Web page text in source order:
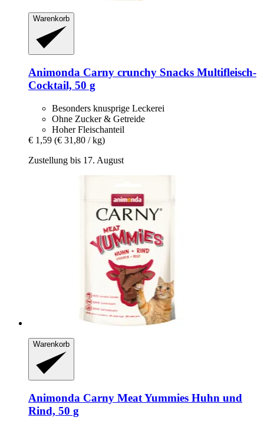
Warenkorb
Animonda Carny crunchy Snacks Multifleisch-​
Cocktail, 50 g
Besonders knusprige Leckerei
Ohne Zucker & Getreide
Hoher Fleischanteil
€ 1,59 (€ 31,80 / kg)
Zustellung bis 17. August
Warenkorb
Animonda Carny Meat Yummies Huhn und
Rind, 50 g